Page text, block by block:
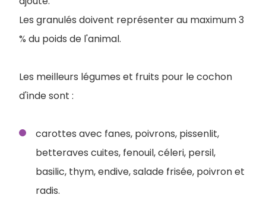
Les granulés doivent représenter au maximum 3
% du poids de l'animal.
Les meilleurs légumes et fruits pour le cochon
d'inde sont :
carottes avec fanes, poivrons, pissenlit,
betteraves cuites, fenouil, céleri, persil,
basilic, thym, endive, salade frisée, poivron et
radis.